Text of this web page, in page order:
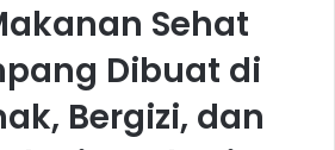
Sehat
Dibuat di
Bergizi, dan